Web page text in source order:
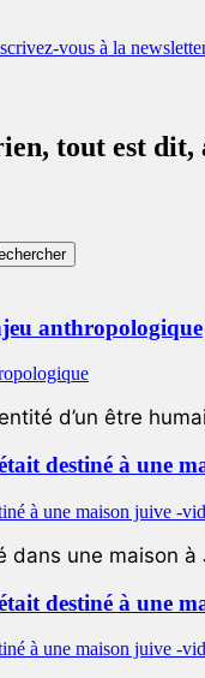
vous à la
tout est dit,
anthropologique
d’un être
destiné à une
dans une maison
destiné à une